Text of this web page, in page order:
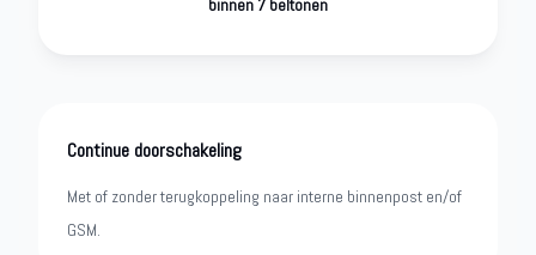
binnen 7 beltonen
Continue doorschakeling
Met of zonder terugkoppeling naar interne binnenpost en/of
GSM.